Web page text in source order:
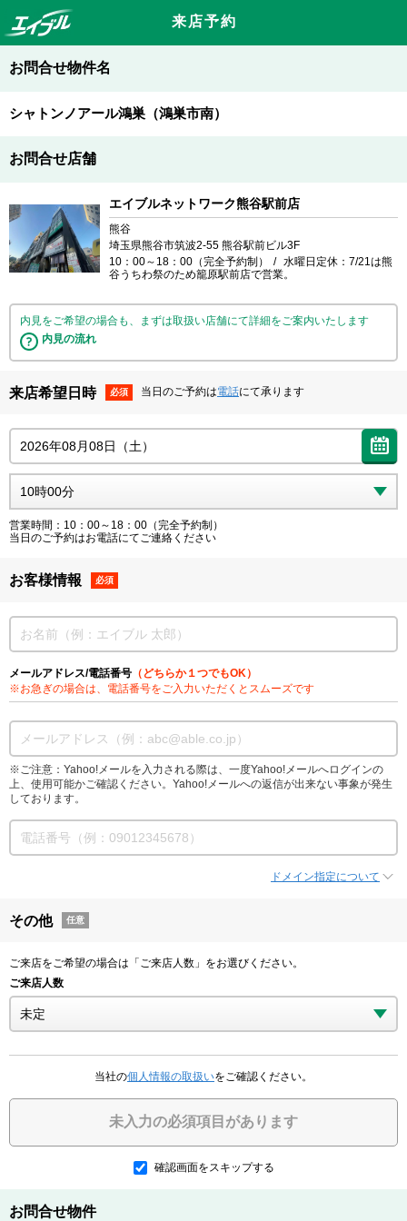
来店予約
お問合せ物件名
シャトンノアール鴻巣（鴻巣市南）
お問合せ店舗
エイブルネットワーク熊谷駅前店
熊谷
埼玉県熊谷市筑波2-55 熊谷駅前ビル3F
10：00～18：00（完全予約制）
水曜日定休：7/21は熊
谷うちわ祭のため籠原駅前店で営業。
内見をご希望の場合も、まずは取扱い店舗にて詳細をご案内いたします
内見の流れ
来店希望日時 必須 当日のご予約は電話にて承ります
営業時間：10：00～18：00（完全予約制）
当日のご予約はお電話にてご連絡ください
お客様情報 必須
メールアドレス/電話番号 （どちらか１つでもOK）
※お急ぎの場合は、電話番号をご入力いただくとスムーズです
※ご注意：Yahoo!メールを入力される際は、一度Yahoo!メールへログインの
上、使用可能かご確認ください。Yahoo!メールへの返信が出来ない事象が発生
しております。
ドメイン指定について
その他 任意
ご来店をご希望の場合は「ご来店人数」をお選びください。
ご来店人数
当社の個人情報の取扱いをご確認ください。
未入力の必須項目があります
確認画面をスキップする
お問合せ物件